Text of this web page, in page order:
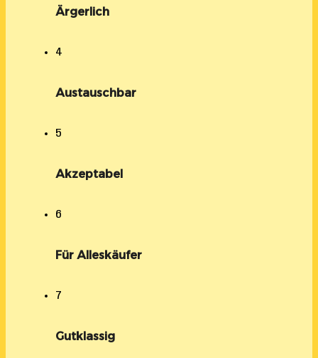
Ärgerlich
4
Austauschbar
5
Akzeptabel
6
Für Alleskäufer
7
Gutklassig